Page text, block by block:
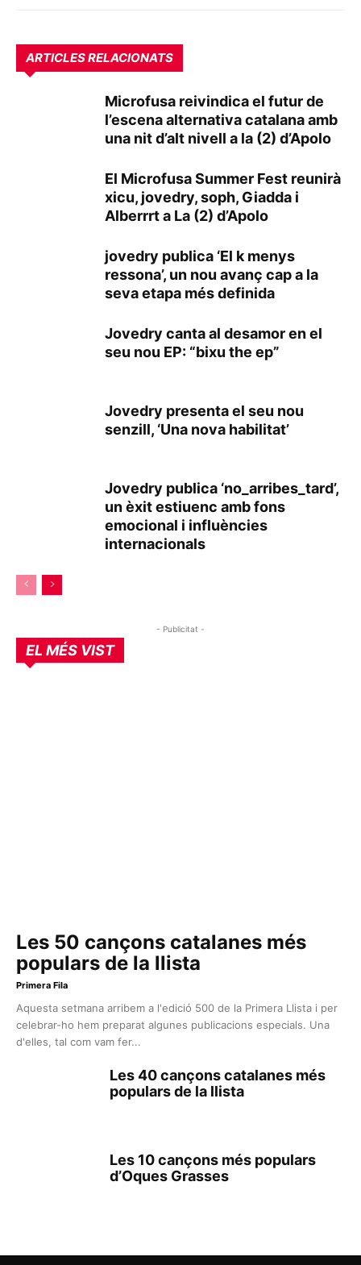
ARTICLES RELACIONATS
Microfusa reivindica el futur de
l’escena alternativa catalana amb
una nit d’alt nivell a la (2) d’Apolo
El Microfusa Summer Fest reunirà
xicu, jovedry, soph, Giadda i
Alberrrt a La (2) d’Apolo
jovedry publica ‘El k menys
ressona’, un nou avanç cap a la
seva etapa més definida
Jovedry canta al desamor en el
seu nou EP: “bixu the ep”
Jovedry presenta el seu nou
senzill, ‘Una nova habilitat’
Jovedry publica ‘no_arribes_tard’,
un èxit estiuenc amb fons
emocional i influències
internacionals
- Publicitat -
EL MÉS VIST
Les 50 cançons catalanes més
populars de la llista
Primera Fila
Aquesta setmana arribem a l'edició 500 de la Primera Llista i per
celebrar-ho hem preparat algunes publicacions especials. Una
d'elles, tal com vam fer...
Les 40 cançons catalanes més
populars de la llista
Les 10 cançons més populars
d’Oques Grasses